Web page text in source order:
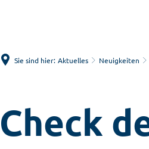
Sie sind hier: Aktuelles Neuigkeiten
Check